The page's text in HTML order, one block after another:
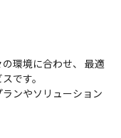
環境に合わせ、 最適
です。
ンやソリューション